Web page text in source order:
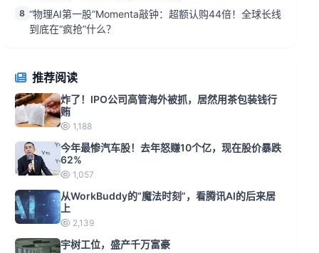
8 “物理AI第一股”Momenta敲钟：超额认购44倍！全球长线
到底在“疯抢”什么？
推荐阅读
炸了！IPO公司高管海外被抓，居然用茶包装钱行
贿
1,188
今年最惨汽车股！去年怒赚10个亿，现在股价暴跌
62%
1,057
从WorkBuddy的“魔法时刻”，看腾讯AI的后来居
上
2,139
宇树工位，盛产千万富豪